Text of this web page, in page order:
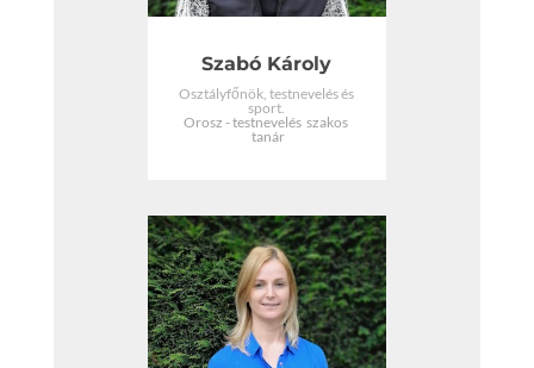
Szabó Károly
Osztályfőnök, testnevelés és
sport.
Orosz - testnevelés szakos
tanár